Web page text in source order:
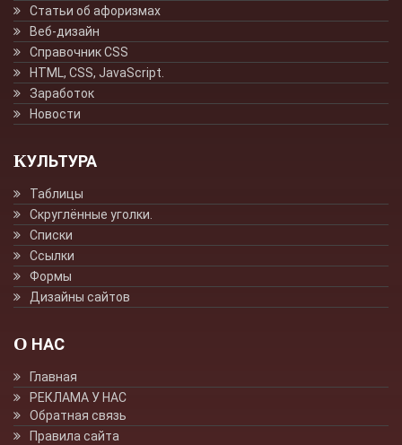
Статьи об афоризмах
Веб-дизайн
Справочник CSS
HTML, CSS, JavaScript.
Заработок
Новости
КУЛЬТУРА
Таблицы
Скруглённые уголки.
Списки
Ссылки
Формы
Дизайны сайтов
О НАС
Главная
РЕКЛАМА У НАС
Обратная связь
Правила сайта